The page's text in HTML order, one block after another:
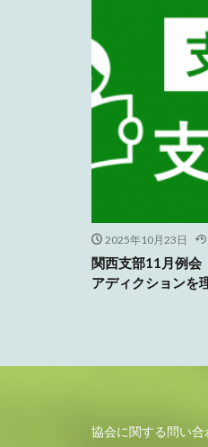
2025年10月23日
関西支部11月例会
アディクションを
協会に関する問い合